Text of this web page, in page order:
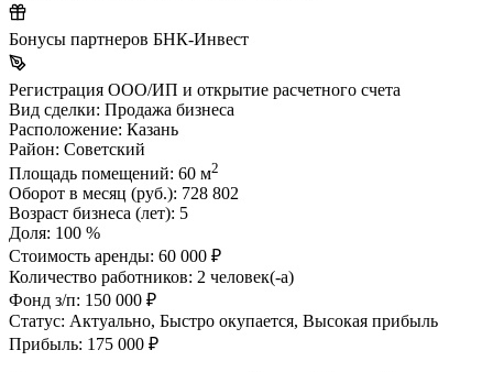
Бонусы партнеров БНК-Инвест
Регистрация ООО/ИП и открытие расчетного счета
Вид сделки: Продажа бизнеса
Расположение: Казань
Район: Советский
Площадь помещений: 60 м2
Оборот в месяц (руб.): 728 802
Возраст бизнеса (лет): 5
Доля: 100 %
Стоимость аренды: 60 000 ₽
Количество работников: 2 человек(-а)
Фонд з/п: 150 000 ₽
Статус: Актуально, Быстро окупается, Высокая прибыль
Прибыль: 175 000 ₽